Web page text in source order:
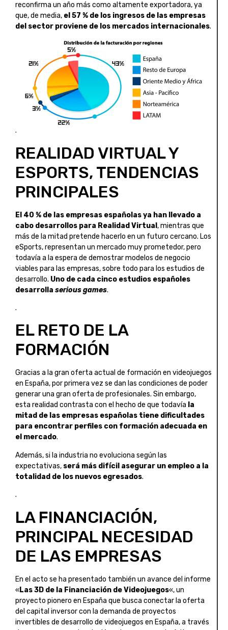
reconfirma un año más como altamente exportadora, ya
que, de media, el 57 % de los ingresos de las empresas
del sector proviene de los mercados internacionales.
.
REALIDAD VIRTUAL Y
ESPORTS, TENDENCIAS
PRINCIPALES
El 40 % de las empresas españolas ya han llevado a
cabo desarrollos para Realidad Virtual , mientras que
más de la mitad pretende hacerlo en un futuro cercano. Los
eSports, representan un mercado muy prometedor, pero
todavía a la espera de demostrar modelos de negocio
viables para las empresas, sobre todo para los estudios de
desarrollo. Uno de cada cinco estudios españoles
desarrolla serious games.
.
EL RETO DE LA
FORMACIÓN
Gracias a la gran oferta actual de formación en videojuegos
en España, por primera vez se dan las condiciones de poder
generar una gran oferta de profesionales. Sin embargo,
esta realidad contrasta con el hecho de que todavía la
mitad de las empresas españolas tiene dificultades
para encontrar perfiles con formación adecuada en
el mercado.
Además, si la industria no evoluciona según las
expectativas, será más difícil asegurar un empleo a la
totalidad de los nuevos egresados.
.
LA FINANCIACIÓN,
PRINCIPAL NECESIDAD
DE LAS EMPRESAS
En el acto se ha presentado también un avance del informe
«Las 3D de la Financiación de Videojuegos«, un
proyecto pionero en España que busca conectar la oferta
del capital inversor con la demanda de proyectos
invertibles de desarrollo de videojuegos en España, a través